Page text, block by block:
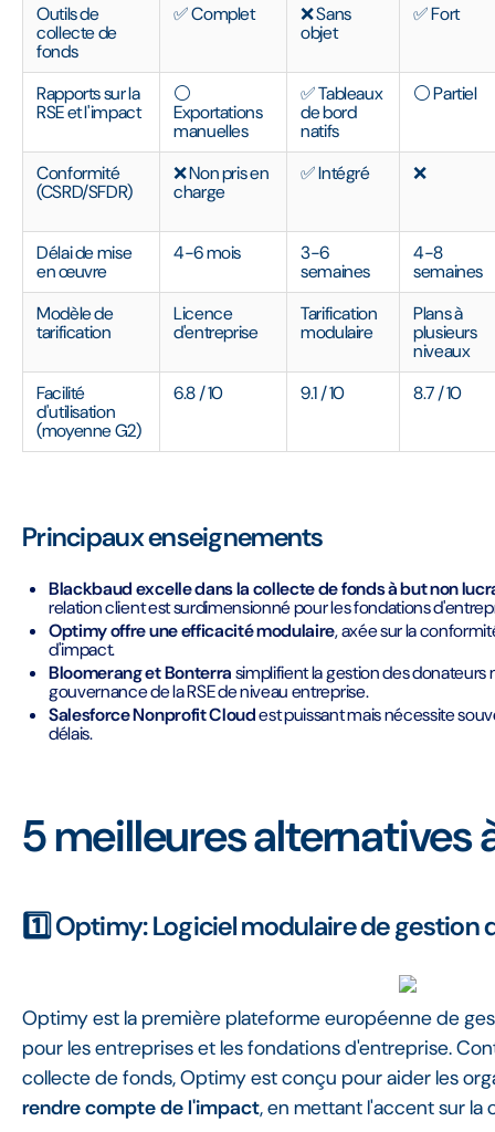
Outils de
collecte de
fonds
✅ Complet
❌ Sans
objet
✅ Fort
Rapports sur la
RSE et l'impact
⚪
Exportations
manuelles
✅ Tableaux
de bord
natifs
⚪ Partiel
Conformité
(CSRD/SFDR)
❌ Non pris en
charge
✅ Intégré ❌
Délai de mise
en œuvre
4-6 mois
3-6
semaines
4-8
semaines
Modèle de
tarification
Licence
d'entreprise
Tarification
modulaire
Plans à
plusieurs
niveaux
Facilité
d'utilisation
(moyenne G2)
6.8 / 10 9.1 / 10 8.7 / 10
Principaux enseignements
Blackbaud excelle dans la collecte de fonds à but non
relation client est surdimensionné pour les fondations
Optimy offre une efficacité modulaire, axée sur la
d'impact.
Bloomerang et Bonterrasimplifient la gestion des donateurs
gouvernance de la RSE de niveau entreprise.
Salesforce Nonprofit Cloudest puissant mais nécessite
délais.
5 meilleures alternatives
1️⃣ Optimy: Logiciel modulaire de gestion
Optimy est la première plateforme européenne de
pour les entreprises et les fondations d'entreprise.
collecte de fonds, Optimy est conçu pour aider les
rendre compte de l'impact, en mettant l'accent sur la